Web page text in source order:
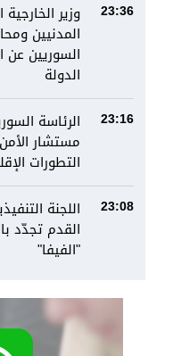
23:36
وزير
المدنيين
السوريين
الدولة
23:16
الرئاسة
مستشار
التطورات
23:08
اللجنة
القدم تجدّد
"الفيفا"